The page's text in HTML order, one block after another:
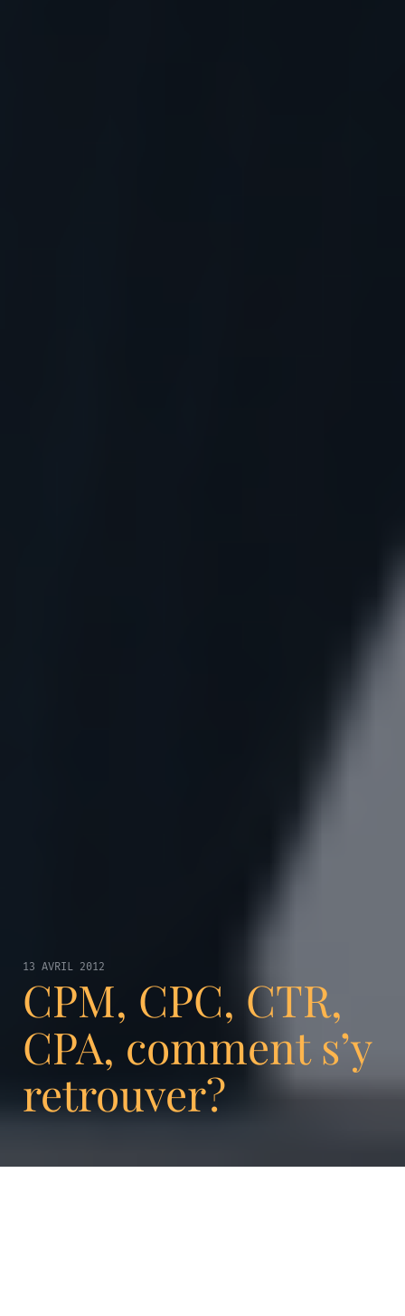
13 AVRIL 2012
CPM, CPC, CTR,
CPA, comment s’y
retrouver?